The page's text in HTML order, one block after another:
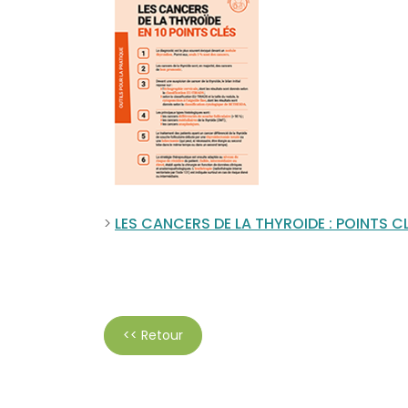
> LES CANCERS DE LA THYROIDE : POINTS
<< Retour